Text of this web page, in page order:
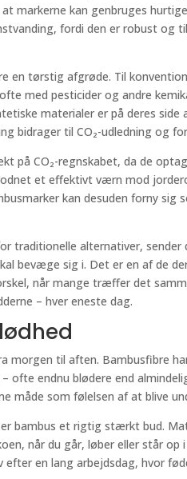
markerne kan genbruges
fordi den er robust og
en tørstig afgrøde. Til
med pesticider og andre
materialer er på deres
bidrager til CO₂-udledning og
på CO₂-regnskabet, da de
et effektivt værn mod
kan desuden forny sig
traditionelle alternativer,
bevæge sig i. Det er en af de
når mange træffer det
– hver eneste dag.
morgen til aften. Bambusfibre
ofte endnu blødere end
måde som følelsen af at blive
er bambus et rigtig stærkt bud.
når du går, løber eller står
efter en lang arbejdsdag, hvor